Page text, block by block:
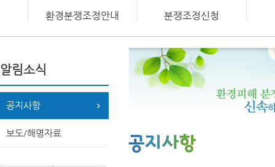
환경분쟁조정안내 분쟁조정신청
알림소식
공지사항
보도/해명자료